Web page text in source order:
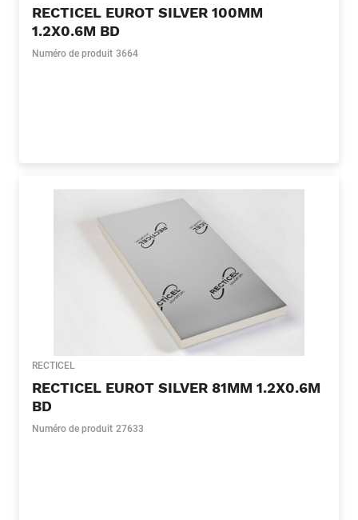
RECTICEL EUROT SILVER 100MM
1.2X0.6M BD
Numéro de produit 3664
RECTICEL
RECTICEL EUROT SILVER 81MM 1.2X0.6M
BD
Numéro de produit 27633